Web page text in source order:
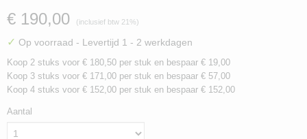
€ 190,00 (inclusief btw 21%)
✓ Op voorraad - Levertijd 1 - 2 werkdagen
Koop 2 stuks voor € 180,50 per stuk en bespaar € 19,00
Koop 3 stuks voor € 171,00 per stuk en bespaar € 57,00
Koop 4 stuks voor € 152,00 per stuk en bespaar € 152,00
Aantal